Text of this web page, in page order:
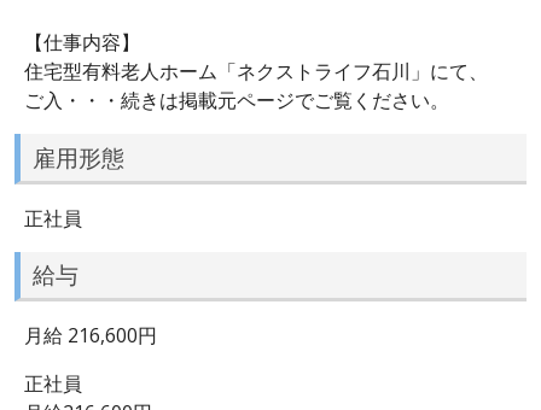
【仕事内容】
住宅型有料老人ホーム「ネクストライフ石川」にて、
ご入・・・続きは掲載元ページでご覧ください。
雇用形態
正社員
給与
月給 216,600円
正社員